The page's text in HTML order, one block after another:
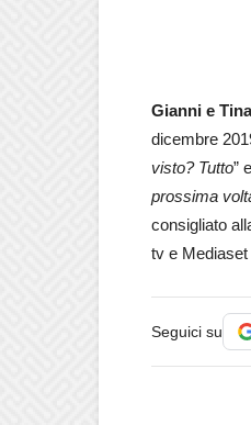
Gianni e Tina
dicembre
visto? Tutto”
prossima
consigliato
tv e Mediaset
Seguici su